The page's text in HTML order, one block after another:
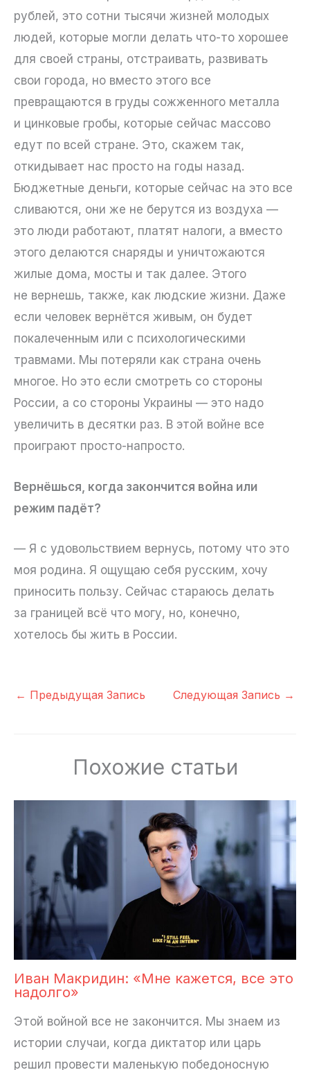
рублей, это сотни тысячи жизней молодых
людей, которые могли делать что-то хорошее
для своей страны, отстраивать, развивать
свои города, но вместо этого все
превращаются в груды сожженного металла
и цинковые гробы, которые сейчас массово
едут по всей стране. Это, скажем так,
откидывает нас просто на годы назад.
Бюджетные деньги, которые сейчас на это все
сливаются, они же не берутся из воздуха —
это люди работают, платят налоги, а вместо
этого делаются снаряды и уничтожаются
жилые дома, мосты и так далее. Этого
не вернешь, также, как людские жизни. Даже
если человек вернётся живым, он будет
покалеченным или с психологическими
травмами. Мы потеряли как страна очень
многое. Но это если смотреть со стороны
России, а со стороны Украины — это надо
увеличить в десятки раз. В этой войне все
проиграют просто-напросто.
Вернёшься, когда закончится война или
режим падёт?
— Я с удовольствием вернусь, потому что это
моя родина. Я ощущаю себя русским, хочу
приносить пользу. Сейчас стараюсь делать
за границей всё что могу, но, конечно,
хотелось бы жить в России.
← Предыдущая Запись Следующая Запись →
Похожие статьи
Иван Макридин: «Мне кажется, все это
надолго»
Этой войной все не закончится. Мы знаем из
истории случаи, когда диктатор или царь
решил провести маленькую победоносную